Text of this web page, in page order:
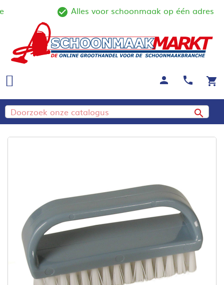
check_circle_outline
Alles voor schoonmaak op één adres
shopping_cart
call
person
